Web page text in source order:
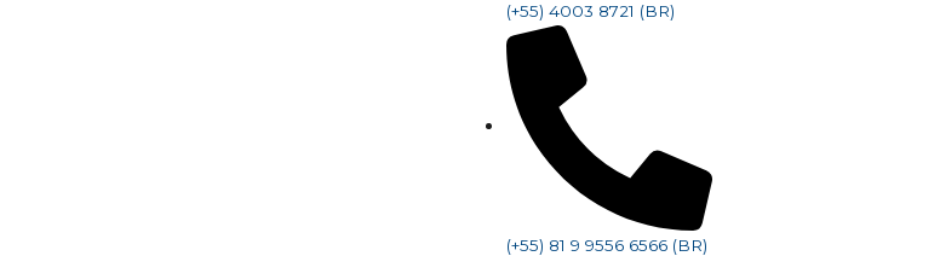
(+55) 4003 8721 (BR)
(+55) 81 9 9556 6566 (BR)